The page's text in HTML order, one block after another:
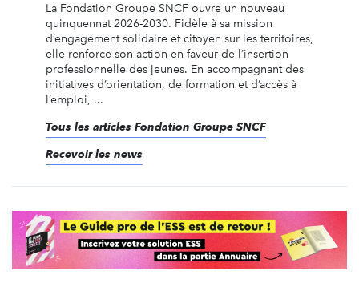
La Fondation Groupe SNCF ouvre un nouveau
quinquennat 2026-2030. Fidèle à sa mission
d’engagement solidaire et citoyen sur les territoires,
elle renforce son action en faveur de l’insertion
professionnelle des jeunes. En accompagnant des
initiatives d’orientation, de formation et d’accès à
l’emploi, ...
Tous les articles Fondation Groupe SNCF
Recevoir les news